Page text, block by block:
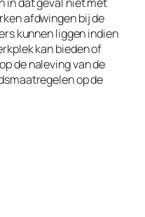
afdwingen bij de
kunnen liggen indien
kan bieden of
de naleving van de
op de